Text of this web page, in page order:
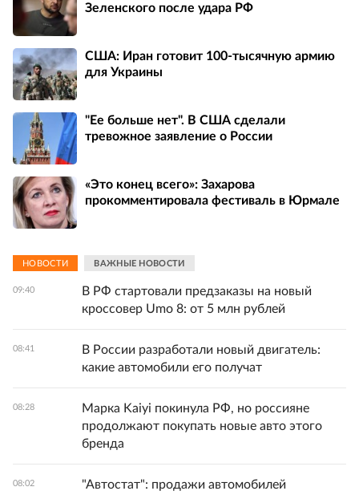
Зеленского после удара РФ
США: Иран готовит 100-тысячную армию
для Украины
"Ее больше нет". В США сделали
тревожное заявление о России
«Это конец всего»: Захарова
прокомментировала фестиваль в Юрмале
НОВОСТИ ВАЖНЫЕ НОВОСТИ
09:40
В РФ стартовали предзаказы на новый
кроссовер Umo 8: от 5 млн рублей
08:41
В России разработали новый двигатель:
какие автомобили его получат
08:28
Марка Kaiyi покинула РФ, но россияне
продолжают покупать новые авто этого
бренда
08:02
"Автостат": продажи автомобилей